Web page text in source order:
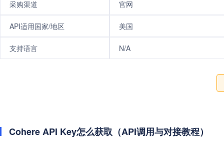
采购渠道 官网
API适用国家/地区 美国
支持语言 N/A
Cohere API Key怎么获取（API调用与对接教程）